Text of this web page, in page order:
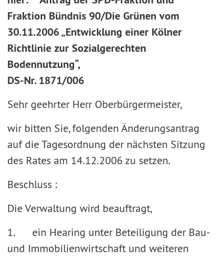
Fraktion Bündnis 90/Die Grünen vom
30.11.2006 „Entwicklung einer Kölner
Richtlinie zur Sozialgerechten
Bodennutzung“,
DS-Nr. 1871/006
Sehr geehrter Herr Oberbürgermeister,
wir bitten Sie, folgenden Änderungsantrag
auf die Tagesordnung der nächsten Sitzung
des Rates am 14.12.2006 zu setzen.
Beschluss :
Die Verwaltung wird beauftragt,
1. ein Hearing unter Beteiligung der Bau-
und Immobilienwirtschaft und weiteren